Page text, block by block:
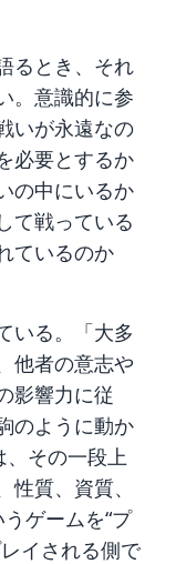
るとき、それ
。意識的に参
いが永遠なの
必要とするか
の中にいるか
て戦っている
ているのか
いる。「大多
他者の意志や
影響力に従
のように動か
、その一段上
質、資質、
ゲームを“プ
イされる側で